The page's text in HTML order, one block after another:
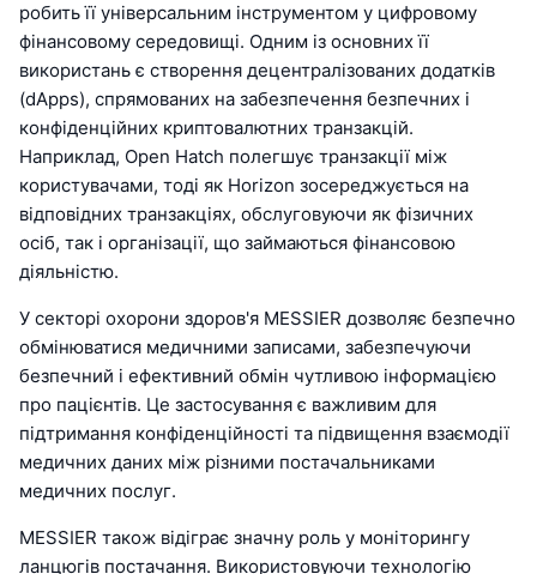
робить її універсальним інструментом у цифровому
фінансовому середовищі. Одним із основних її
використань є створення децентралізованих додатків
(dApps), спрямованих на забезпечення безпечних і
конфіденційних криптовалютних транзакцій.
Наприклад, Open Hatch полегшує транзакції між
користувачами, тоді як Horizon зосереджується на
відповідних транзакціях, обслуговуючи як фізичних
осіб, так і організації, що займаються фінансовою
діяльністю.
У секторі охорони здоров'я MESSIER дозволяє безпечно
обмінюватися медичними записами, забезпечуючи
безпечний і ефективний обмін чутливою інформацією
про пацієнтів. Це застосування є важливим для
підтримання конфіденційності та підвищення взаємодії
медичних даних між різними постачальниками
медичних послуг.
MESSIER також відіграє значну роль у моніторингу
ланцюгів постачання. Використовуючи технологію